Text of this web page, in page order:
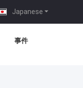
Japanese
事件